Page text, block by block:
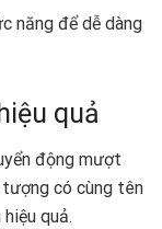
năng để dễ dàng
quả
động mượt
có cùng tên
quả.